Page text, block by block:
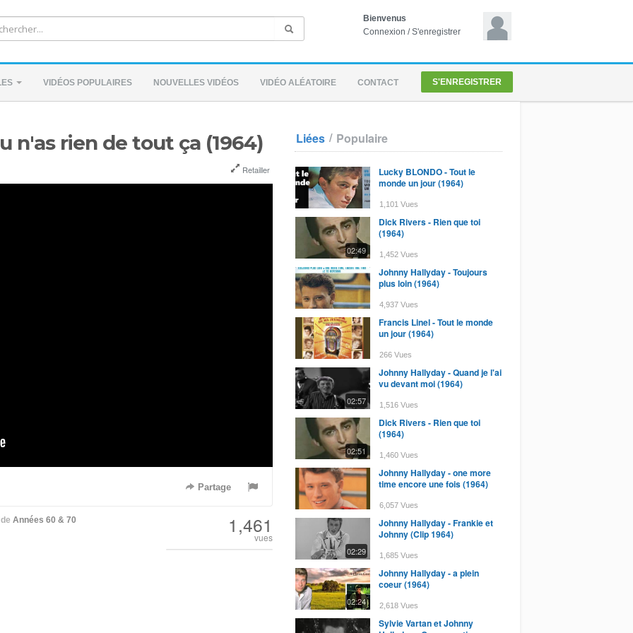
Bienvenus
Connexion /S'enregistrer
VIDÉOS POPULAIRES NOUVELLES VIDÉOS VIDÉO ALÉATOIRE CONTACT S'ENREGISTRER
n'as rien de tout ça (1964)
Retailler
Partage
de Années 60 & 70 1,461
vues
Liées / Populaire
Lucky BLONDO - Tout le
monde un jour (1964)
1,101 Vues
02:49
Dick Rivers - Rien que toi
(1964)
1,452 Vues
Johnny Hallyday - Toujours
plus loin (1964)
4,937 Vues
Francis Linel - Tout le monde
un jour (1964)
266 Vues
02:57
Johnny Hallyday - Quand je l'ai
vu devant moi (1964)
1,516 Vues
02:51
Dick Rivers - Rien que toi
(1964)
1,460 Vues
Johnny Hallyday - one more
time encore une fois (1964)
6,057 Vues
02:29
Johnny Hallyday - Frankie et
Johnny (Clip 1964)
1,685 Vues
02:24
Johnny Hallyday - a plein
coeur (1964)
2,618 Vues
Sylvie Vartan et Johnny